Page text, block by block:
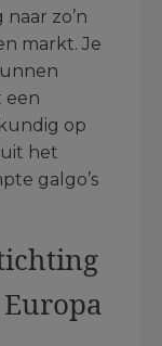
zo’n
markt. Je
een
op
het
galgo’s